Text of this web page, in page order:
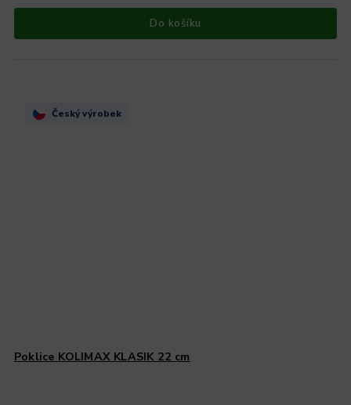
Do košíku
Český výrobek
Poklice KOLIMAX KLASIK 22 cm